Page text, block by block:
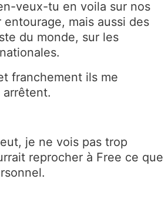
veux-tu en voila sur nos
mais aussi des
du monde, sur les
franchement ils me
arrêtent.
je ne vois pas trop
reprocher à Free ce que